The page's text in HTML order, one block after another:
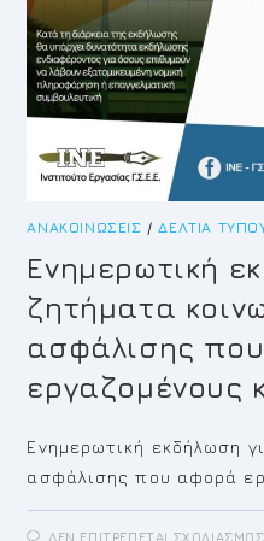
ΑΝΑΚΟΙΝΏΣΕΙΣ /ΔΕΛΤΊΑ
Ενημερωτική
ζητήματα
ασφάλισης
εργαζομένους
Ενημερωτική εκδήλωση
ασφάλισης που αφορά
ΔΕΝ ΕΠΙΤΡΈΠΕΤΑΙ ΣΧΟΛΙΑΣΜΌΣ